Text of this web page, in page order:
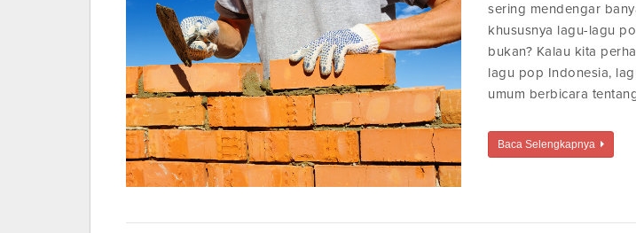
sering mendengar
khususnya lagu-lagu
bukan? Kalau kita
lagu pop Indonesia,
umum berbicara
Baca Selengkapnya